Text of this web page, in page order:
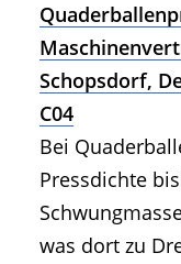
Schopsdorf,
C04
Bei
Pressdichte
was dort zu